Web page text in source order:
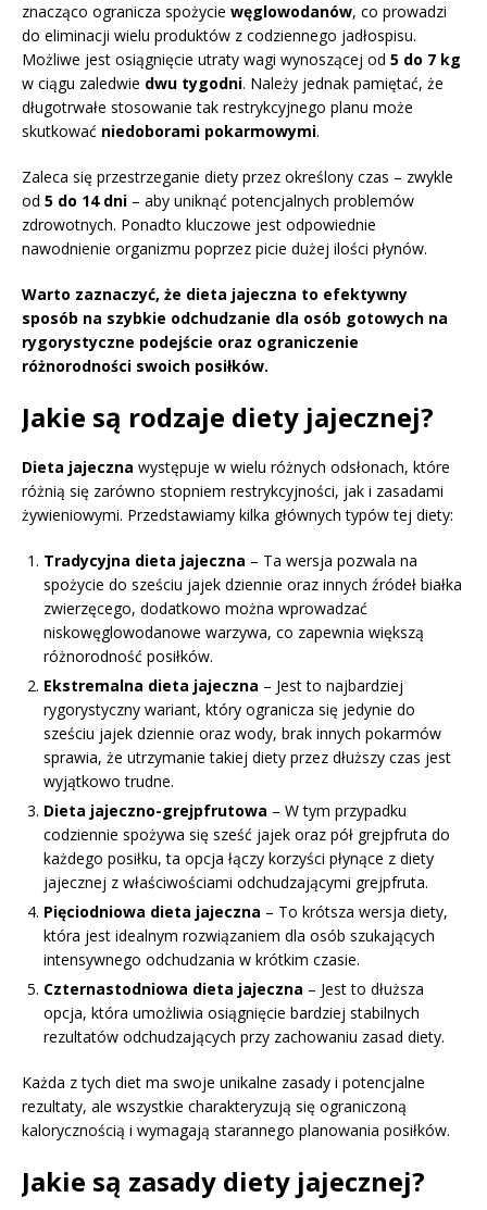
znacząco ogranicza spożycie węglowodanów, co prowadzi
do eliminacji wielu produktów z codziennego jadłospisu.
Możliwe jest osiągnięcie utraty wagi wynoszącej od 5 do 7 kg
w ciągu zaledwie dwu tygodni. Należy jednak pamiętać, że
długotrwałe stosowanie tak restrykcyjnego planu może
skutkować niedoborami pokarmowymi.
Zaleca się przestrzeganie diety przez określony czas – zwykle
od 5 do 14 dni – aby uniknąć potencjalnych problemów
zdrowotnych. Ponadto kluczowe jest odpowiednie
nawodnienie organizmu poprzez picie dużej ilości płynów.
Warto zaznaczyć, że dieta jajeczna to efektywny
sposób na szybkie odchudzanie dla osób gotowych na
rygorystyczne podejście oraz ograniczenie
różnorodności swoich posiłków.
Jakie są rodzaje diety jajecznej?
Dieta jajeczna występuje w wielu różnych odsłonach, które
różnią się zarówno stopniem restrykcyjności, jak i zasadami
żywieniowymi. Przedstawiamy kilka głównych typów tej diety:
Tradycyjna dieta jajeczna – Ta wersja pozwala na
spożycie do sześciu jajek dziennie oraz innych źródeł białka
zwierzęcego, dodatkowo można wprowadzać
niskowęglowodanowe warzywa, co zapewnia większą
różnorodność posiłków.
Ekstremalna dieta jajeczna – Jest to najbardziej
rygorystyczny wariant, który ogranicza się jedynie do
sześciu jajek dziennie oraz wody, brak innych pokarmów
sprawia, że utrzymanie takiej diety przez dłuższy czas jest
wyjątkowo trudne.
Dieta jajeczno-grejpfrutowa – W tym przypadku
codziennie spożywa się sześć jajek oraz pół grejpfruta do
każdego posiłku, ta opcja łączy korzyści płynące z diety
jajecznej z właściwościami odchudzającymi grejpfruta.
Pięciodniowa dieta jajeczna – To krótsza wersja diety,
która jest idealnym rozwiązaniem dla osób szukających
intensywnego odchudzania w krótkim czasie.
Czternastodniowa dieta jajeczna – Jest to dłuższa
opcja, która umożliwia osiągnięcie bardziej stabilnych
rezultatów odchudzających przy zachowaniu zasad diety.
Każda z tych diet ma swoje unikalne zasady i potencjalne
rezultaty, ale wszystkie charakteryzują się ograniczoną
kalorycznością i wymagają starannego planowania posiłków.
Jakie są zasady diety jajecznej?